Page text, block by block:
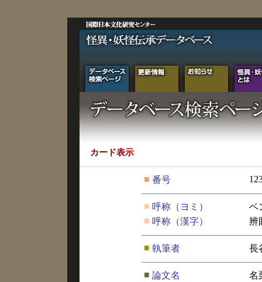
カード表示
■ 番号
■ 呼称（ヨミ）
ベ
■ 呼称（漢字） 辨
■ 執筆者 長
■ 論文名 名